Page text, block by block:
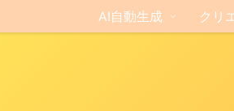
AI自動生成 クリ